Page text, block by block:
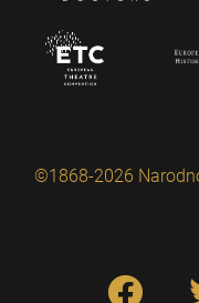
©1868-2026